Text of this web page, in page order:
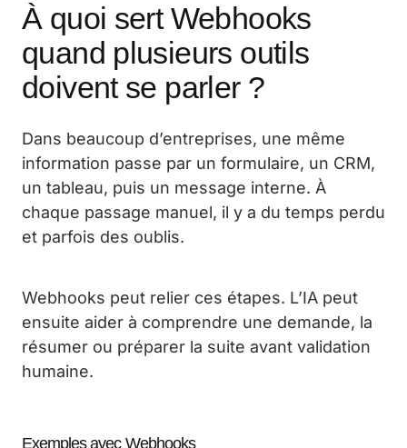
À quoi sert Webhooks
quand plusieurs outils
doivent se parler ?
Dans beaucoup d’entreprises, une même
information passe par un formulaire, un CRM,
un tableau, puis un message interne. À
chaque passage manuel, il y a du temps perdu
et parfois des oublis.
Webhooks peut relier ces étapes. L’IA peut
ensuite aider à comprendre une demande, la
résumer ou préparer la suite avant validation
humaine.
Exemples avec Webhooks